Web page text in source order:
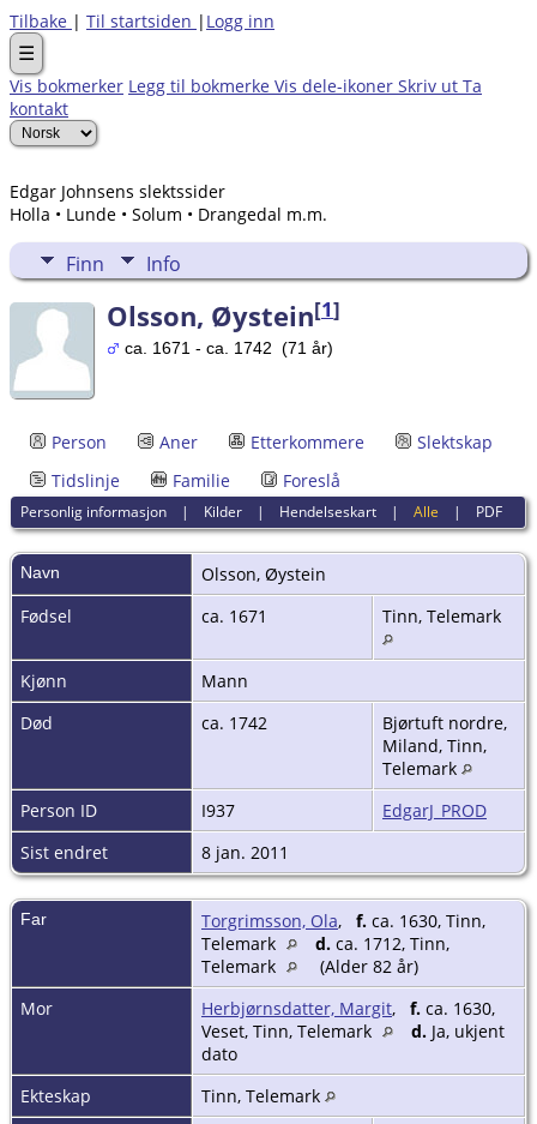
Tilbake | Til startsiden | Logg inn
☰
Vis bokmerker Legg til bokmerke Vis dele-ikoner Skriv ut Ta
kontakt
Edgar Johnsens slektssider
Holla • Lunde • Solum • Drangedal m.m.
Finn Info
Olsson, Øystein[1]
ca. 1671 - ca. 1742 (71 år)
Person Aner Etterkommere
Slektskap
Tidslinje
Familie Foreslå
Personlig informasjon | Kilder | Hendelseskart |Alle | PDF
Navn Olsson, Øystein
Fødsel
ca. 1671 Tinn, Telemark
Kjønn
Mann
Død
ca. 1742
Bjørtuft nordre,
Miland, Tinn,
Telemark
Person ID
I937
EdgarJ_PROD
Sist endret
8 jan. 2011
Far Torgrimsson, Ola, f. ca. 1630, Tinn,
Telemark
d. ca. 1712, Tinn,
Telemark
(Alder 82 år)
Mor
Herbjørnsdatter, Margit, f. ca. 1630,
Veset, Tinn, Telemark
d. Ja, ukjent
dato
Ekteskap
Tinn, Telemark